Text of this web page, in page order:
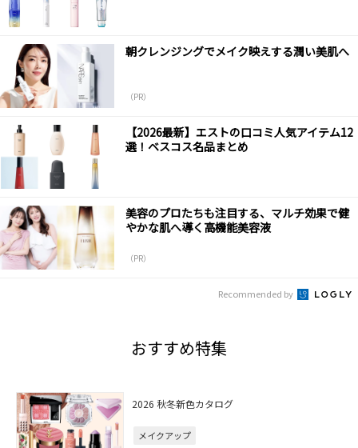
朝クレンジングでメイク映えする潤い美肌へ
（PR）
【2026最新】エストの口コミ人気アイテム12
選！ベスコス名品まとめ
美容のプロたちも注目する、マルチ効果で健
やかな肌へ導く高機能美容液
（PR）
Recommended by
おすすめ特集
2026 秋冬新色カタログ
メイクアップ